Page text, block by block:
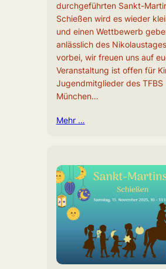
durchgeführten Sankt-
Schießen wird es wieder
und einen Wettbewerb
anlässlich des
vorbei, wir freuen uns auf
Veranstaltung ist offen für
Jugendmitglieder des TFBS
München…
Mehr …